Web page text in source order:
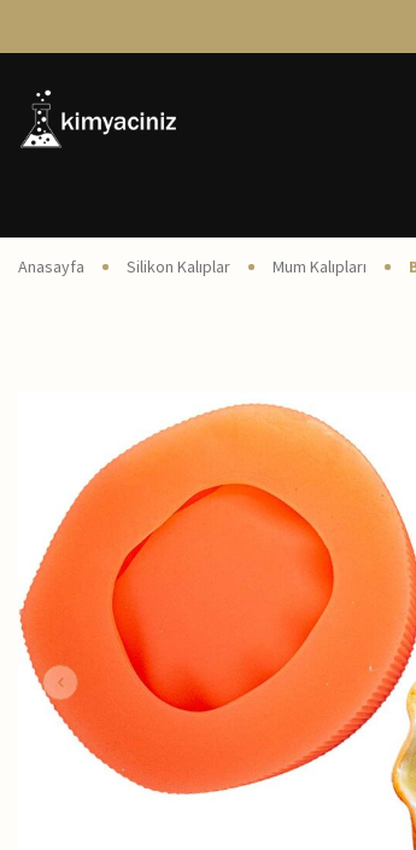
Anasayfa Silikon Kalıplar Mum Kalıpları